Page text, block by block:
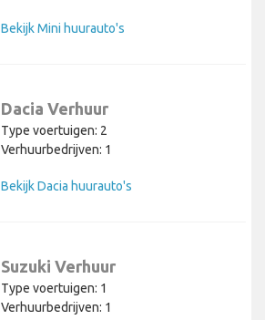
Bekijk Mini huurauto's
Dacia Verhuur
Type voertuigen: 2
Verhuurbedrijven: 1
Bekijk Dacia huurauto's
Suzuki Verhuur
Type voertuigen: 1
Verhuurbedrijven: 1